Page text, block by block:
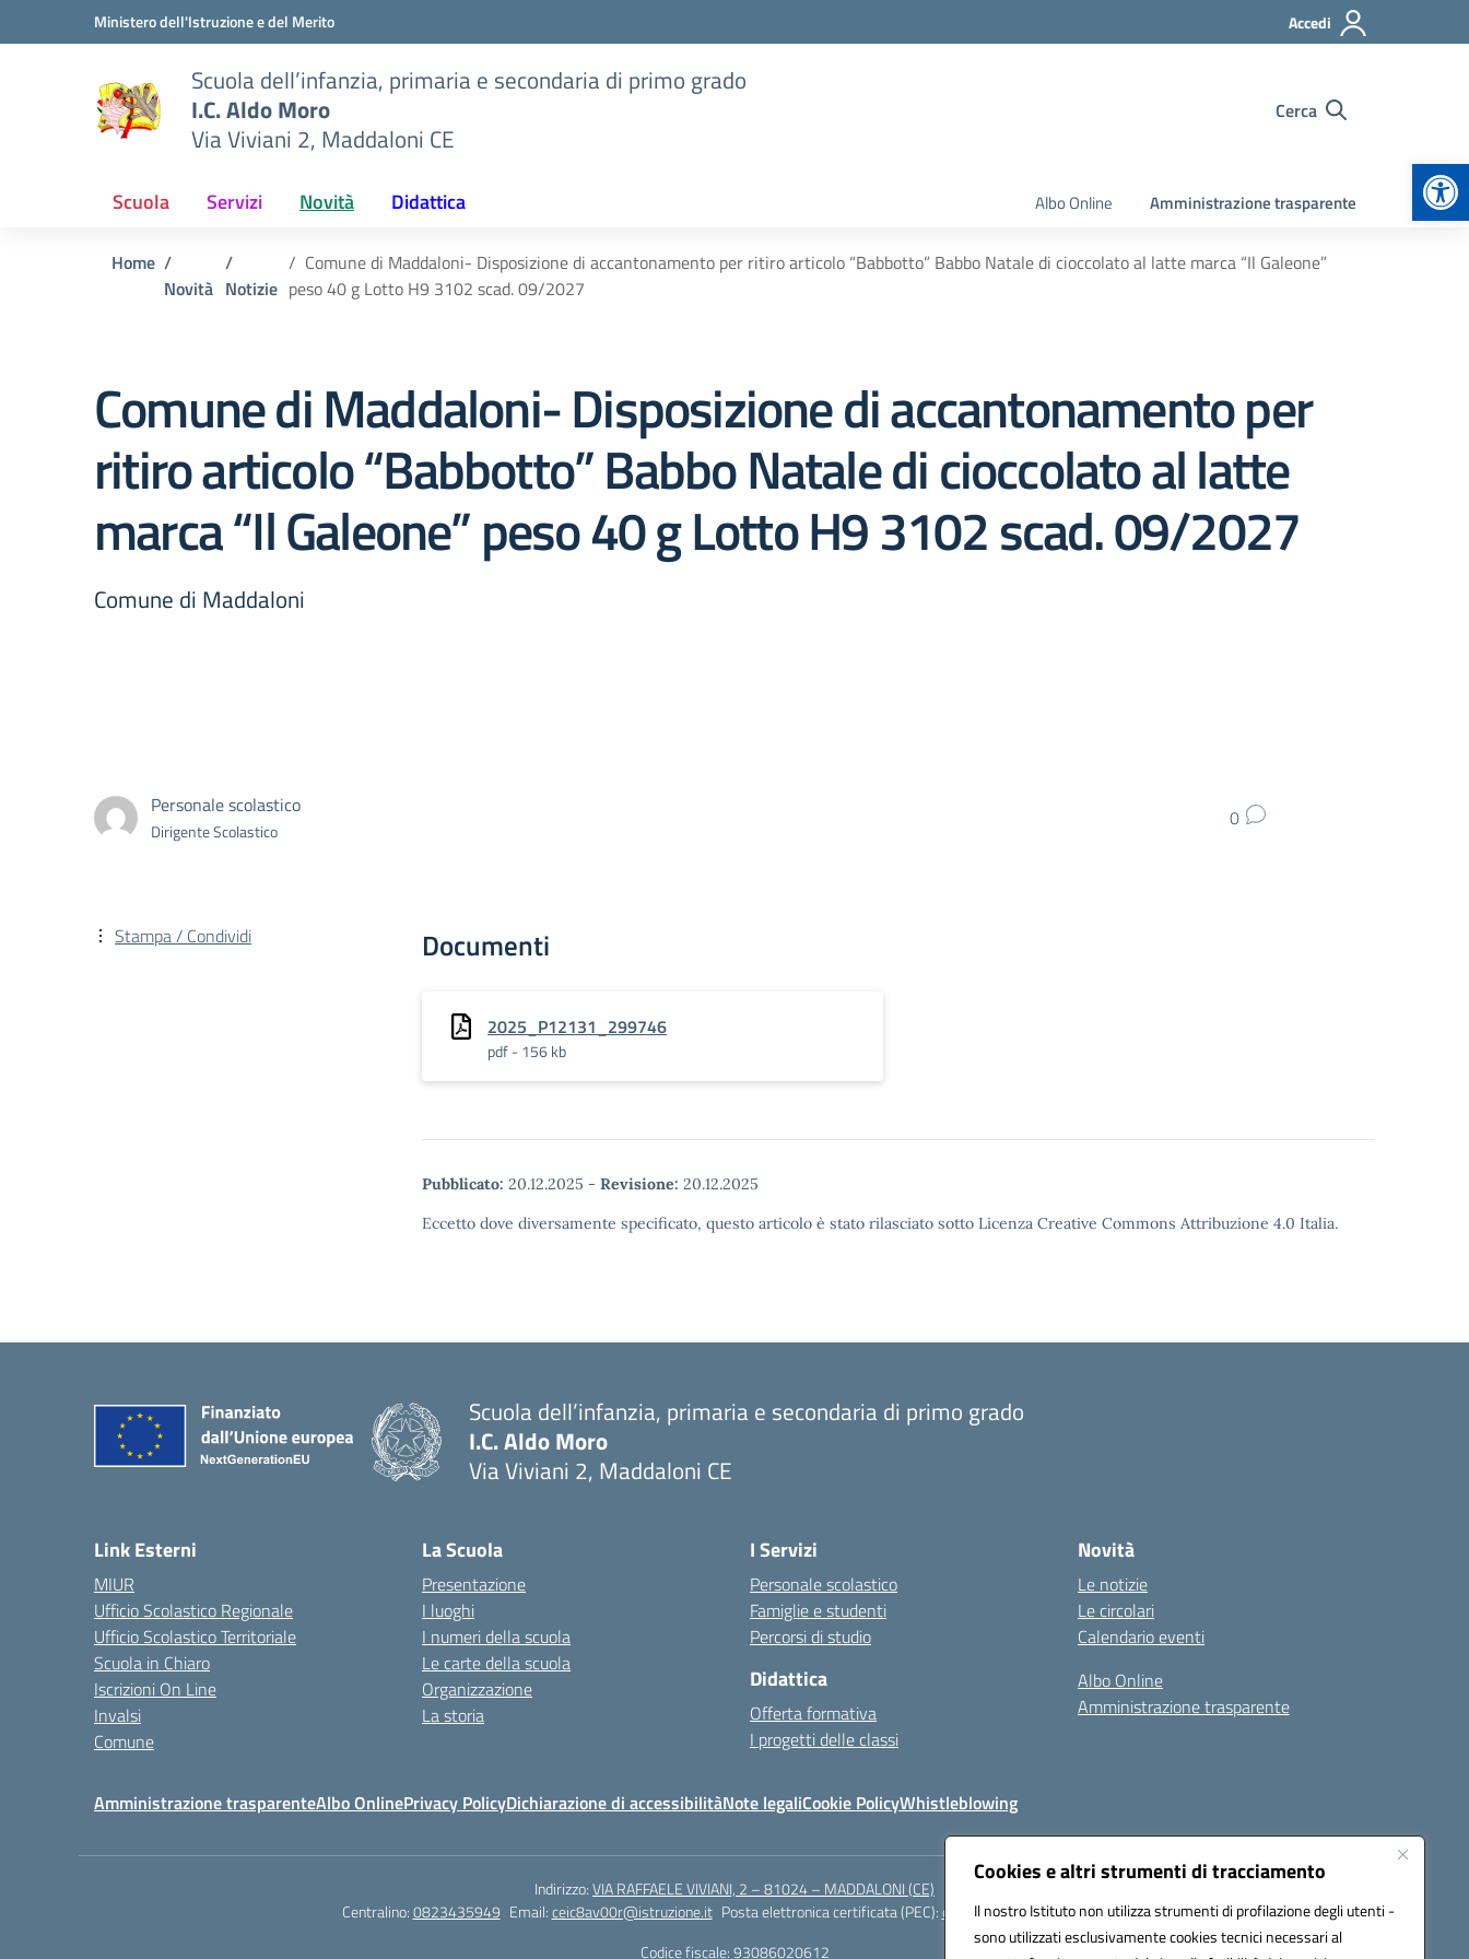
Cookies e altri strumenti di tracciamento
Il nostro Istituto non utilizza strumenti di profilazione degli utenti -
sono utilizzati esclusivamente cookies tecnici necessari al
Vai ai contenuti
Vai al menu di navigazioneMinistero dell'Istruzione e del Merito Accedi
Scuola dell’infanzia, primaria e secondaria di primo grado
I.C. Aldo Moro
Via Viviani 2, Maddaloni CE
Cerca
Scuola Servizi Novità Didattica Albo Online Amministrazione trasparente
Home
Novità Notizie
Comune di Maddaloni- Disposizione di accantonamento per ritiro articolo “Babbotto” Babbo Natale di cioccolato al latte marca “Il Galeone”
peso 40 g Lotto H9 3102 scad. 09/2027
Comune di Maddaloni- Disposizione di accantonamento per
ritiro articolo “Babbotto” Babbo Natale di cioccolato al latte
marca “Il Galeone” peso 40 g Lotto H9 3102 scad. 09/2027
Comune di Maddaloni
Personale scolastico
Dirigente Scolastico 0
Documenti
2025_P12131_299746
pdf - 156 kb
Pubblicato: 20.12.2025 - Revisione: 20.12.2025
Eccetto dove diversamente specificato, questo articolo è stato rilasciato sotto Licenza Creative Commons Attribuzione 4.0 Italia.
Stampa / Condividi
Scuola dell’infanzia, primaria e secondaria di primo grado
I.C. Aldo Moro
Via Viviani 2, Maddaloni CE
Link Esterni
MIUR
Ufficio Scolastico Regionale
Ufficio Scolastico Territoriale
Scuola in Chiaro
Iscrizioni On Line
Invalsi
Comune
La Scuola
Presentazione
I luoghi
I numeri della scuola
Le carte della scuola
Organizzazione
La storia
I Servizi
Personale scolastico
Famiglie e studenti
Percorsi di studio
Didattica
Offerta formativa
I progetti delle classi
Novità
Le notizie
Le circolari
Calendario eventi
Albo Online
Amministrazione trasparente
Amministrazione trasparenteAlbo OnlinePrivacy PolicyDichiarazione di accessibilitàNote legaliCookie PolicyWhistleblowing
Indirizzo:VIA RAFFAELE VIVIANI, 2 – 81024 – MADDALONI (CE)
Centralino:0823435949 Email:ceic8av00r@istruzione.it Posta elettronica certificata (PEC):ceic8av00r@pec.istruzione.it
Codice fiscale: 93086020612